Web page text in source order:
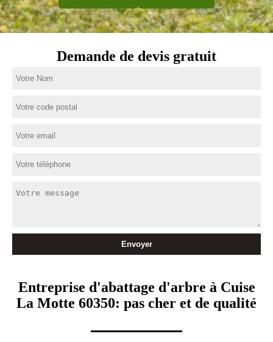
Demande de devis gratuit
Entreprise d'abattage d'arbre à Cuise
La Motte 60350: pas cher et de qualité